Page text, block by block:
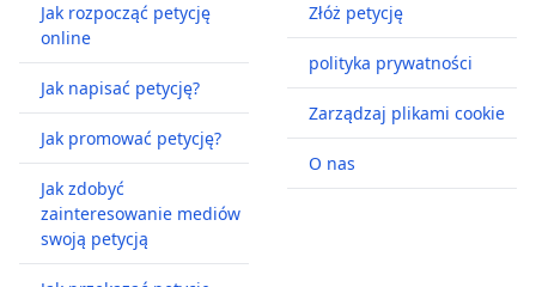
Jak rozpocząć petycję
online
Jak napisać petycję?
Jak promować petycję?
Jak zdobyć
zainteresowanie mediów
swoją petycją
Złóż petycję
polityka prywatności
Zarządzaj plikami cookie
O nas